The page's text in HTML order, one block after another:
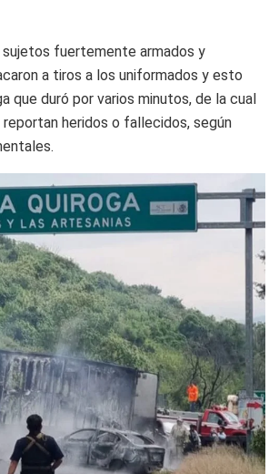
sujetos fuertemente armados y
a tiros a los uniformados y esto
que duró por varios minutos, de la cual
heridos o fallecidos, según